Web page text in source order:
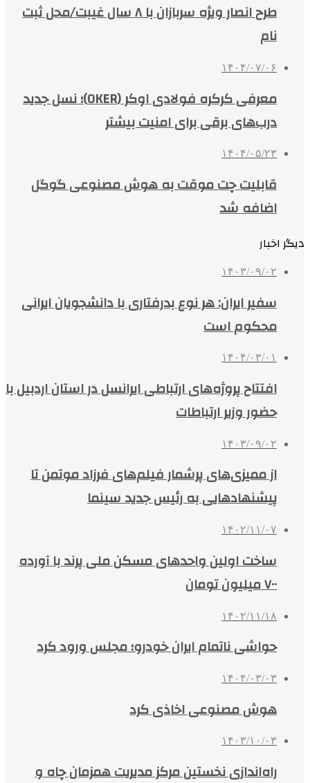
طرح انصار ویژه سربازان با ۸ سال غیبت/محل ثبت
نام
۱۴۰۴/۰۷/۰۶
معرفی کرکره فولادی اوکر (OKER)؛ نسل جدید
درب‌های برقی برای امنیت بیشتر
۱۴۰۴/۰۵/۲۳
قابلیت چت موقت به هوش مصنوعی گوگل
اضافه شد
دیگر اخبار
۱۴۰۳/۰۹/۰۲
سفیر ایران: هر نوع بدرفتاری با دانشجویان ایرانی
محکوم است
۱۴۰۴/۰۳/۰۱
افتتاح پروژه‌های ارتباطی ایرانسل در استان اردبیل با
حضور وزیر ارتباطات
۱۴۰۳/۰۹/۰۲
از ممیزی‌های پرشمار فیلم‌های فرزاد موتمن تا
پیشنهادهایی به رئیس جدید سینما
۱۴۰۲/۱۱/۰۷
ساخت اولین واحدهای مسکن ملی پرند با آورده
۷۰۰ میلیون تومان
۱۴۰۲/۱۱/۱۸
حواشی ناتمام ایران خودرو؛ مجلس ورود کرد
۱۴۰۴/۰۳/۰۳
هوش مصنوعی اخاذی کرد
۱۴۰۳/۱۰/۰۳
راه‌اندازی نخستین مرکز مدیریت همزمان چاه و